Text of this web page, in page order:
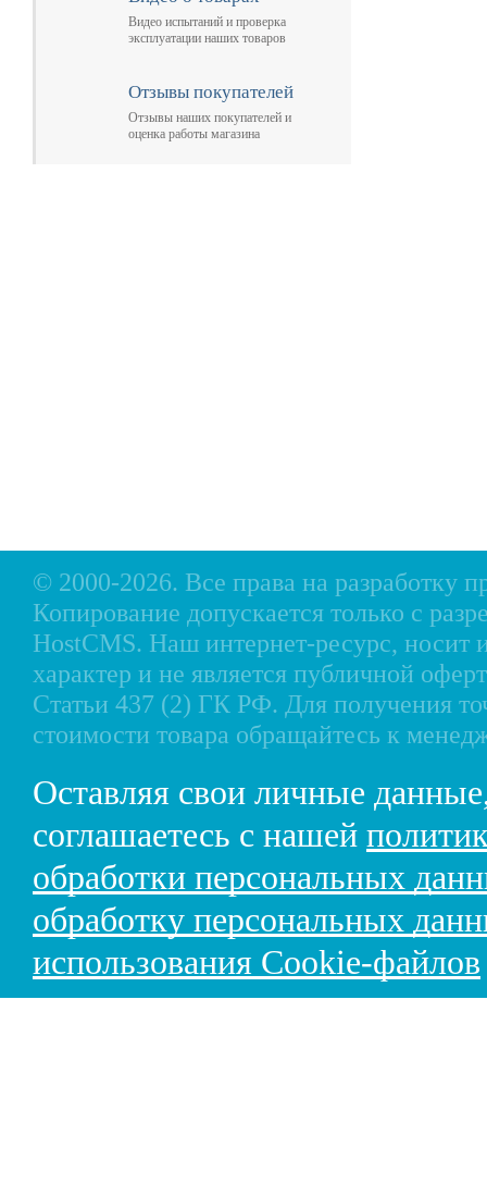
Видео испытаний и проверка
эксплуатации наших товаров
Отзывы покупателей
Отзывы наших покупателей и
оценка работы магазина
© 2000-2026. Все права на разработку
Копирование допускается только с
HostCMS. Наш интернет-ресурс,
характер и не является публичной
Статьи 437 (2) ГК РФ. Для получения
стоимости товара обращайтесь к
Оставляя свои личные
соглашаетесь с нашей
обработки персональных
обработку персональных
использования Cookie-файлов